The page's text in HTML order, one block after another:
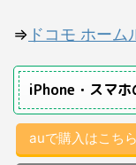
⇒ ドコモ ホーム
iPhone・スマホ
auで購入はこちら